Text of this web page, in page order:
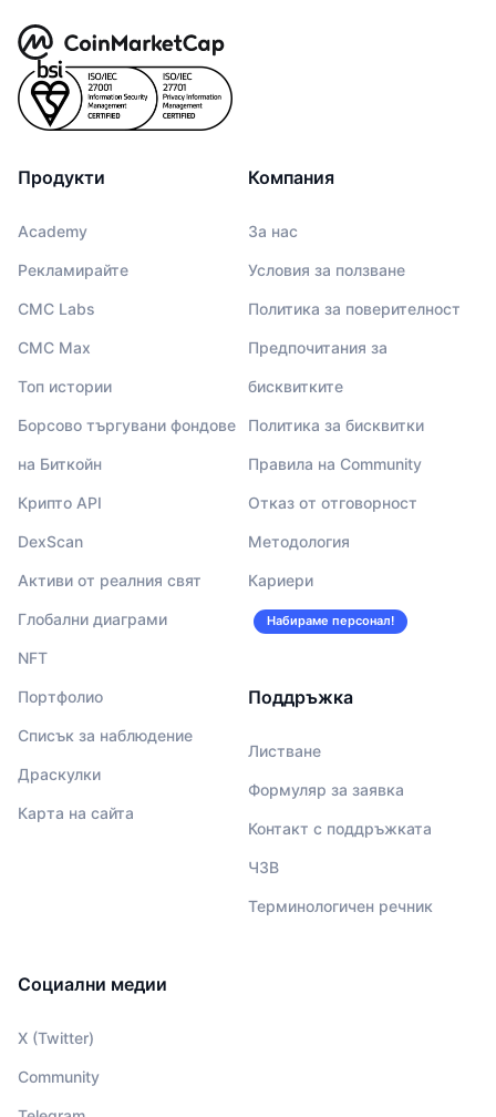
Продукти
Academy
Рекламирайте
CMC Labs
CMC Max
Топ истории
Борсово търгувани фондове
на Биткойн
Крипто API
DexScan
Активи от реалния свят
Глобални диаграми
NFT
Портфолио
Списък за наблюдение
Драскулки
Карта на сайта
Компания
За нас
Условия за ползване
Политика за поверителност
Предпочитания за
бисквитките
Политика за бисквитки
Правила на Community
Отказ от отговорност
Методология
Кариери
Набираме персонал!
Поддръжка
Листване
Формуляр за заявка
Контакт с поддръжката
ЧЗВ
Терминологичен речник
Социални медии
X (Twitter)
Community